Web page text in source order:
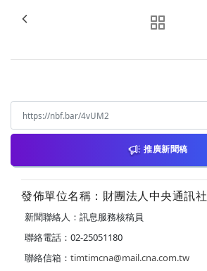
推廣新聞稿
發佈單位名稱：財團法人中央通訊社
新聞聯絡人：訊息服務核稿員
聯絡電話：02-25051180
聯絡信箱： timtimcna@mail.cna.com.tw